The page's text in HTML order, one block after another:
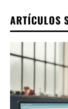
ARTÍCULOS